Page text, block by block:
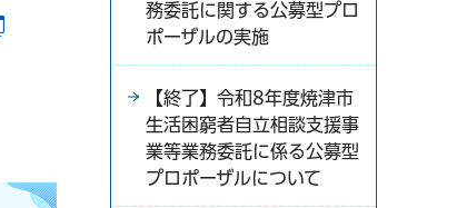
（別ウインドウで開きます）
務委託に関する公募型プロ
ポーザルの実施
【終了】令和8年度焼津市
生活困窮者自立相談支援事
業等業務委託に係る公募型
プロポーザルについて